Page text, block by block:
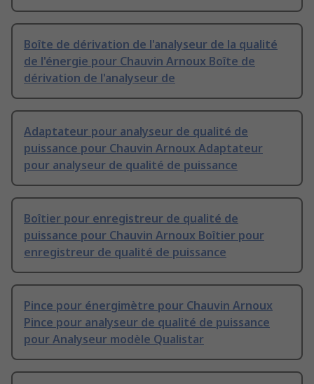
Boîte de dérivation de l'analyseur de la qualité
de l'énergie pour Chauvin Arnoux Boîte de
dérivation de l'analyseur de
Adaptateur pour analyseur de qualité de
puissance pour Chauvin Arnoux Adaptateur
pour analyseur de qualité de puissance
Boîtier pour enregistreur de qualité de
puissance pour Chauvin Arnoux Boîtier pour
enregistreur de qualité de puissance
Pince pour énergimètre pour Chauvin Arnoux
Pince pour analyseur de qualité de puissance
pour Analyseur modèle Qualistar